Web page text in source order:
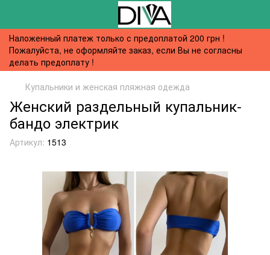
Наложенный платеж только с предоплатой 200 грн !
Пожалуйста, не оформляйте заказ, если Вы не согласны
делать предоплату !
Купальники и женская пляжная одежда
Женский раздельный купальник-
бандо электрик
Артикул: 1513